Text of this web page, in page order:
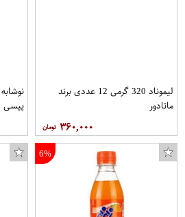
لیموناد 320 گرمی 12 عددی برند
ماتادور
۳۶۰,۰۰۰
پپسی
6%